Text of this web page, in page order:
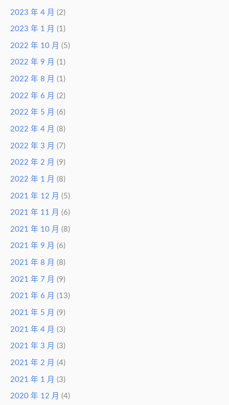
2023 年 4 月 (2)
2023 年 1 月 (1)
2022 年 10 月 (5)
2022 年 9 月 (1)
2022 年 8 月 (1)
2022 年 6 月 (2)
2022 年 5 月 (6)
2022 年 4 月 (8)
2022 年 3 月 (7)
2022 年 2 月 (9)
2022 年 1 月 (8)
2021 年 12 月 (5)
2021 年 11 月 (6)
2021 年 10 月 (8)
2021 年 9 月 (6)
2021 年 8 月 (8)
2021 年 7 月 (9)
2021 年 6 月 (13)
2021 年 5 月 (9)
2021 年 4 月 (3)
2021 年 3 月 (3)
2021 年 2 月 (4)
2021 年 1 月 (3)
2020 年 12 月 (4)